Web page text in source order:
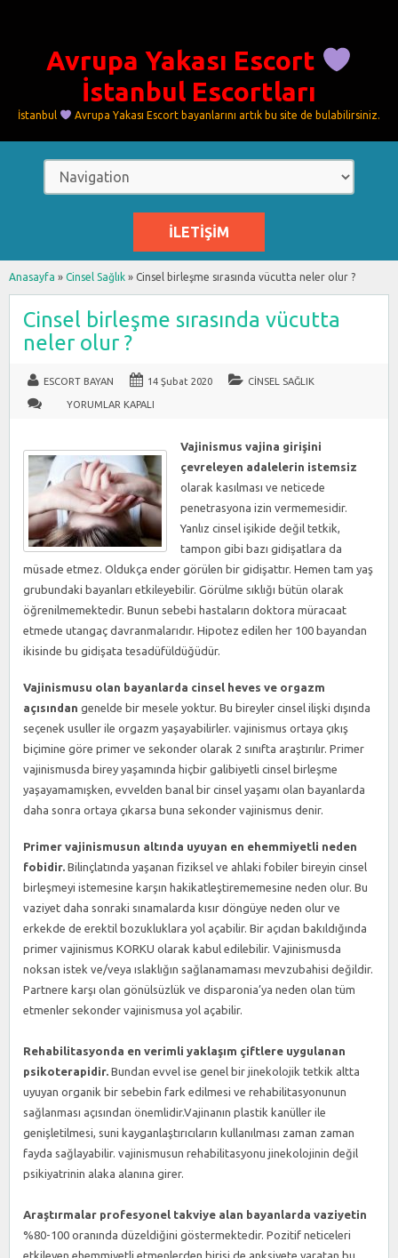
Avrupa Yakası Escort
İstanbul Escortları
İstanbul Avrupa Yakası Escort bayanlarını artık bu site de bulabilirsiniz.
İLETIŞIM
Anasayfa » Cinsel Sağlık » Cinsel birleşme sırasında vücutta neler olur ?
Cinsel birleşme sırasında vücutta
neler olur ?
ESCORT BAYAN 14 Şubat 2020
CINSEL SAĞLIK
CINSEL
BIRLEŞME
OLUR
?
IÇIN
YORUMLAR KAPALI
Vajinismus vajina girişini
çevreleyen adalelerin istemsiz
olarak kasılması ve neticede
penetrasyona izin vermemesidir.
Yanlız cinsel işikide değil tetkik,
tampon gibi bazı gidişatlara da
müsade etmez. Oldukça ender görülen bir gidişattır. Hemen tam yaş
grubundaki bayanları etkileyebilir. Görülme sıklığı bütün olarak
öğrenilmemektedir. Bunun sebebi hastaların doktora müracaat
etmede utangaç davranmalarıdır. Hipotez edilen her 100 bayandan
ikisinde bu gidişata tesadüfüldüğüdür.
Vajinismusu olan bayanlarda cinsel heves ve orgazm
açısından genelde bir mesele yoktur. Bu bireyler cinsel ilişki dışında
seçenek usuller ile orgazm yaşayabilirler. vajinismus ortaya çıkış
biçimine göre primer ve sekonder olarak 2 sınıfta araştırılır. Primer
vajinismusda birey yaşamında hiçbir galibiyetli cinsel birleşme
yaşayamamışken, evvelden banal bir cinsel yaşamı olan bayanlarda
daha sonra ortaya çıkarsa buna sekonder vajinismus denir.
Primer vajinismusun altında uyuyan en ehemmiyetli neden
fobidir. Bilinçlatında yaşanan fiziksel ve ahlaki fobiler bireyin cinsel
birleşmeyi istemesine karşın hakikatleştirememesine neden olur. Bu
vaziyet daha sonraki sınamalarda kısır döngüye neden olur ve
erkekde de erektil bozukluklara yol açabilir. Bir açıdan bakıldığında
primer vajinismus KORKU olarak kabul edilebilir. Vajinismusda
noksan istek ve/veya ıslaklığın sağlanamaması mevzubahisi değildir.
Partnere karşı olan gönülsüzlük ve disparonia’ya neden olan tüm
etmenler sekonder vajinismusa yol açabilir.
Rehabilitasyonda en verimli yaklaşım çiftlere uygulanan
psikoterapidir. Bundan evvel ise genel bir jinekolojik tetkik altta
uyuyan organik bir sebebin fark edilmesi ve rehabilitasyonunun
sağlanması açısından önemlidir.Vajinanın plastik kanüller ile
genişletilmesi, suni kayganlaştırıcıların kullanılması zaman zaman
fayda sağlayabilir. vajinismusun rehabilitasyonu jinekolojinin değil
psikiyatrinin alaka alanına girer.
Araştırmalar profesyonel takviye alan bayanlarda vaziyetin
%80-100 oranında düzeldiğini göstermektedir. Pozitif neticeleri
etkileyen ehemmiyetli etmenlerden birisi de anksiyete yaratan bu